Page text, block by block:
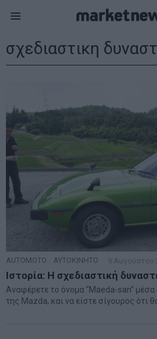
σχεδιαστικη
AUTOMOTO ΑΥΤΟΚΙΝΗΤΟ 9 Αυγούστου
Ιστορία: Η σχεδιαστική
Αναφέρετε το όνομα “Maeda-san” μέσα
της Mazda, και να είστε σίγουρος ότι